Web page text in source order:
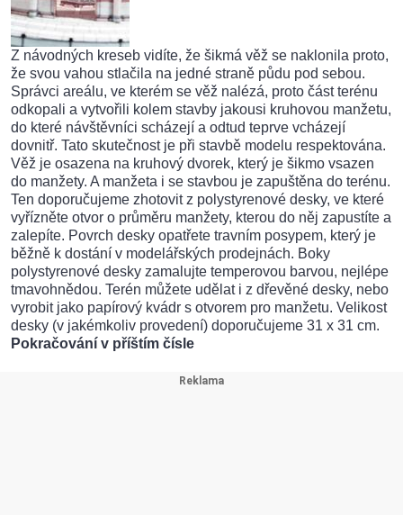
Z návodných kreseb vidíte, že šikmá věž se naklonila proto,
že svou vahou stlačila na jedné straně půdu pod sebou.
Správci areálu, ve kterém se věž nalézá, proto část terénu
odkopali a vytvořili kolem stavby jakousi kruhovou manžetu,
do které návštěvníci scházejí a odtud teprve vcházejí
dovnitř. Tato skutečnost je při stavbě modelu respektována.
Věž je osazena na kruhový dvorek, který je šikmo vsazen
do manžety. A manžeta i se stavbou je zapuštěna do terénu.
Ten doporučujeme zhotovit z polystyrenové desky, ve které
vyřízněte otvor o průměru manžety, kterou do něj zapustíte a
zalepíte. Povrch desky opatřete travním posypem, který je
běžně k dostání v modelářských prodejnách. Boky
polystyrenové desky zamalujte temperovou barvou, nejlépe
tmavohnědou. Terén můžete udělat i z dřevěné desky, nebo
vyrobit jako papírový kvádr s otvorem pro manžetu. Velikost
desky (v jakémkoliv provedení) doporučujeme 31 x 31 cm.
Pokračování v příštím čísle